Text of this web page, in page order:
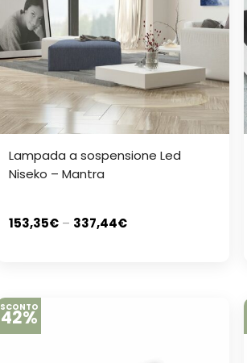
Lampada a sospensione Led
Niseko – Mantra
153,35€ – 337,44€
SCONTO
42%